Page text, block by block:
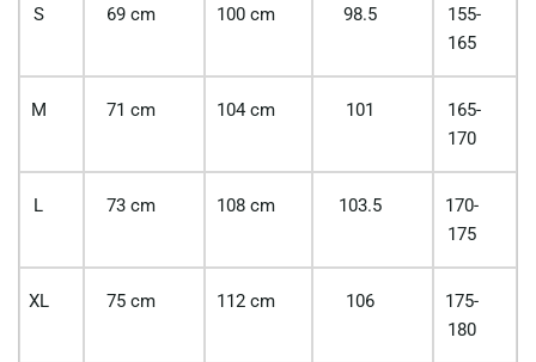
S 69 cm 100 cm 98.5
155-
165
M 71 cm 104 cm 101
165-
170
L 73 cm 108 cm 103.5
170-
175
XL 75 cm 112 cm 106
175-
180